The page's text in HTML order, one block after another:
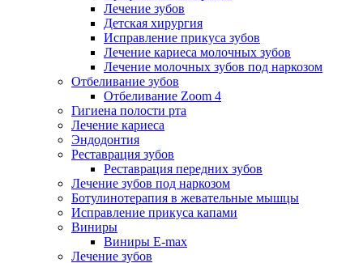
Лечение зубов
Детская хирургия
Исправление прикуса зубов
Лечение кариеса молочных зубов
Лечение молочных зубов под наркозом
Отбеливание зубов
Отбеливание Zoom 4
Гигиена полости рта
Лечение кариеса
Эндодонтия
Реставрация зубов
Реставрация передних зубов
Лечение зубов под наркозом
Ботулинотерапия в жевательные мышцы
Исправление прикуса капами
Виниры
Виниры E-max
Лечение зубов